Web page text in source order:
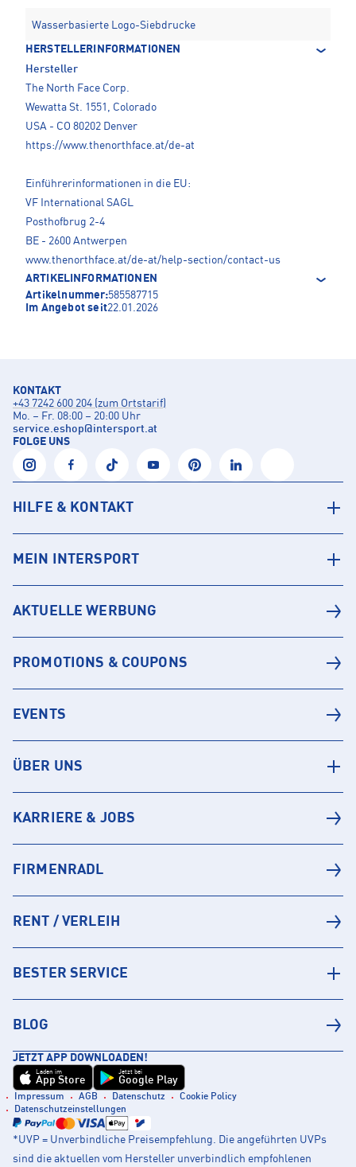
Wasserbasierte Logo-Siebdrucke
HERSTELLERINFORMATIONEN
Hersteller
The North Face Corp.
Wewatta St. 1551, Colorado
USA - CO 80202 Denver
https://www.thenorthface.at/de-at
Einführerinformationen in die EU:
VF International SAGL
Posthofbrug 2-4
BE - 2600 Antwerpen
www.thenorthface.at/de-at/help-section/contact-us
ARTIKELINFORMATIONEN
Artikelnummer:585587715
Im Angebot seit22.01.2026
KONTAKT
+43 7242 600 204 (zum Ortstarif)
Mo. – Fr. 08:00 – 20:00 Uhr
service.eshop@intersport.at
FOLGE UNS
HILFE & KONTAKT
MEIN INTERSPORT
AKTUELLE WERBUNG
PROMOTIONS & COUPONS
EVENTS
ÜBER UNS
KARRIERE & JOBS
FIRMENRADL
RENT / VERLEIH
BESTER SERVICE
BLOG
JETZT APP DOWNLOADEN!
Laden im
App Store
Jetzt bei
Google Play
Impressum AGB Datenschutz
Cookie Policy
Datenschutzeinstellungen
*UVP = Unverbindliche Preisempfehlung. Die angeführten UVPs
sind die aktuellen vom Hersteller unverbindlich empfohlenen